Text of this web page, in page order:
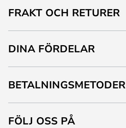
FRAKT OCH RETURER
DINA FÖRDELAR
BETALNINGSMETODER
FÖLJ OSS PÅ